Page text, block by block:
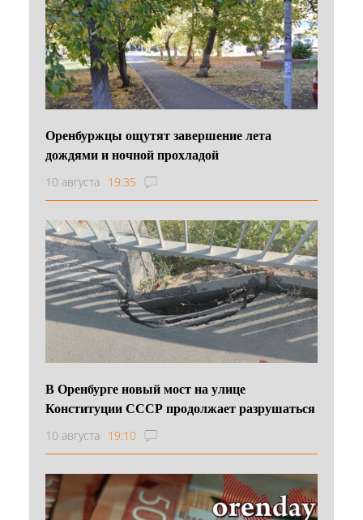
Оренбуржцы ощутят завершение лета
дождями и ночной прохладой
10 августа 19:35
В Оренбурге новый мост на улице
Конституции СССР продолжает разрушаться
10 августа 19:10